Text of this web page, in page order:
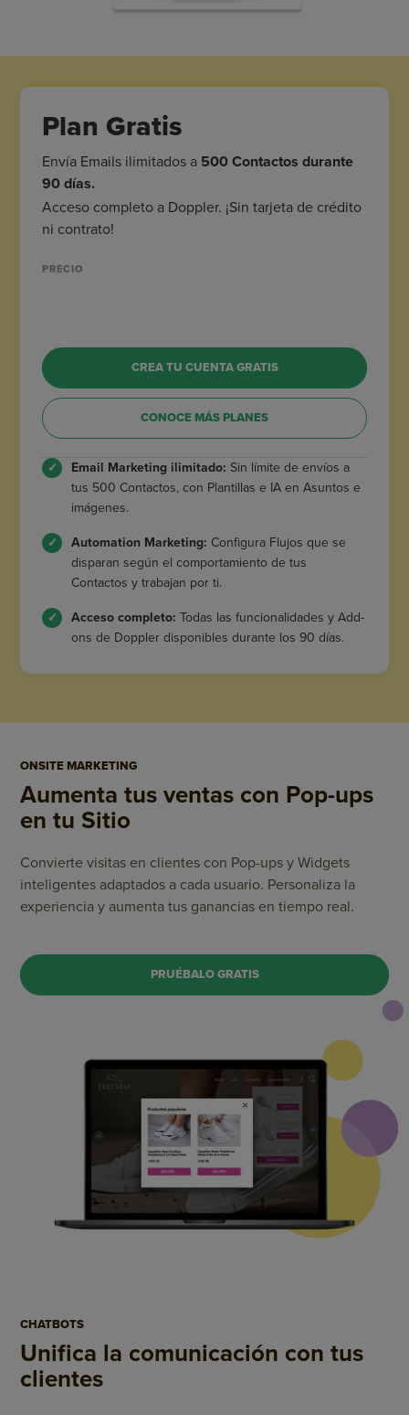
Plan Gratis
Envía Emails ilimitados a 500 Contactos durante
90 días.
Acceso completo a Doppler. ¡Sin tarjeta de crédito
ni contrato!
PRECIO
CREA TU CUENTA GRATIS
CONOCE MÁS PLANES
Email Marketing ilimitado: Sin límite de envíos a
tus 500 Contactos, con Plantillas e IA en Asuntos e
imágenes.
Automation Marketing: Configura Flujos que se
disparan según el comportamiento de tus
Contactos y trabajan por ti.
Acceso completo: Todas las funcionalidades y Add-
ons de Doppler disponibles durante los 90 días.
ONSITE MARKETING
Aumenta tus ventas con Pop-ups
en tu Sitio
Convierte visitas en clientes con Pop-ups y Widgets
inteligentes adaptados a cada usuario. Personaliza la
experiencia y aumenta tus ganancias en tiempo real.
PRUÉBALO GRATIS
CHATBOTS
Unifica la comunicación con tus
clientes